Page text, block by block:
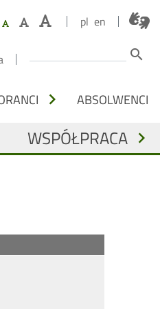
pl en
search
chevron_right ABSOLWENCI
WSPÓŁPRACA chevron_right